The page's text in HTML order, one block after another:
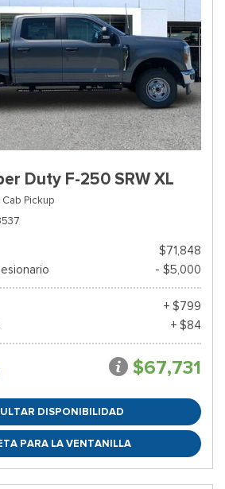
Duty F-250 SRW XL
Pickup
$71,848
- $5,000
+ $799
+ $84
$67,731
DISPONIBILIDAD
PARA LA VENTANILLA